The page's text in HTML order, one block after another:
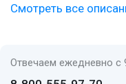
Панк в
обладал редким
с элегантным
Смотреть все
Отвечаем ежедневно